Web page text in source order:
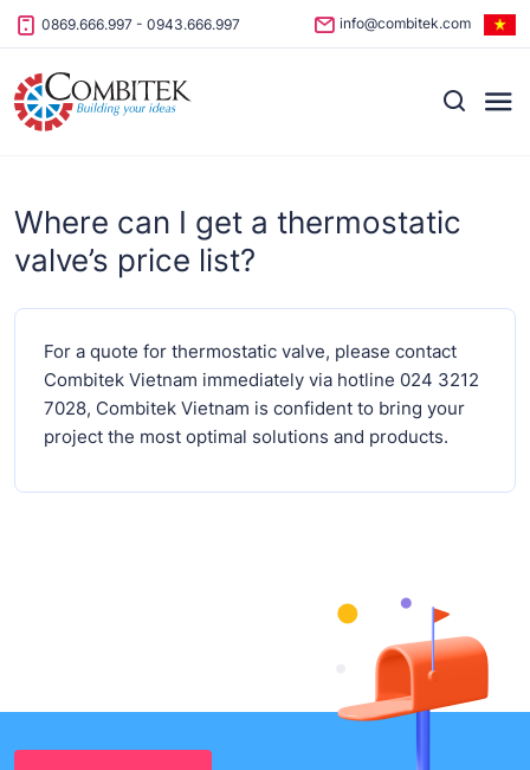
Skip to content
0869.666.997 - 0943.666.997 info@combitek.com
Where can I get a thermostatic
valve’s price list?
For a quote for thermostatic valve, please contact
Combitek Vietnam immediately via hotline 024 3212
7028, Combitek Vietnam is confident to bring your
project the most optimal solutions and products.